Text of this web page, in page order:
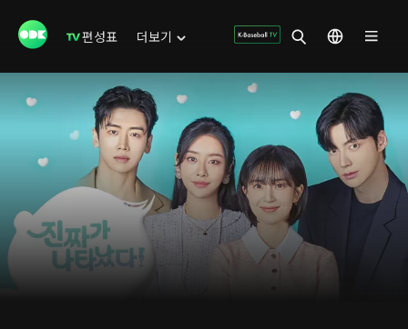
편성표 더보기